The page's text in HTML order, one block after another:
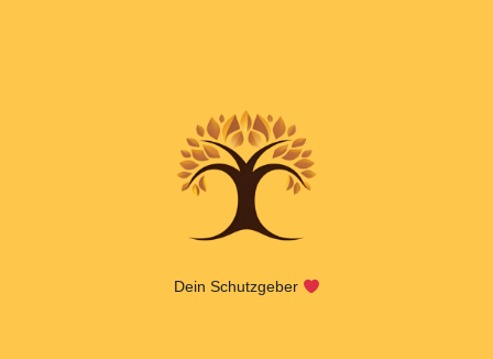
Dein Schutzgeber